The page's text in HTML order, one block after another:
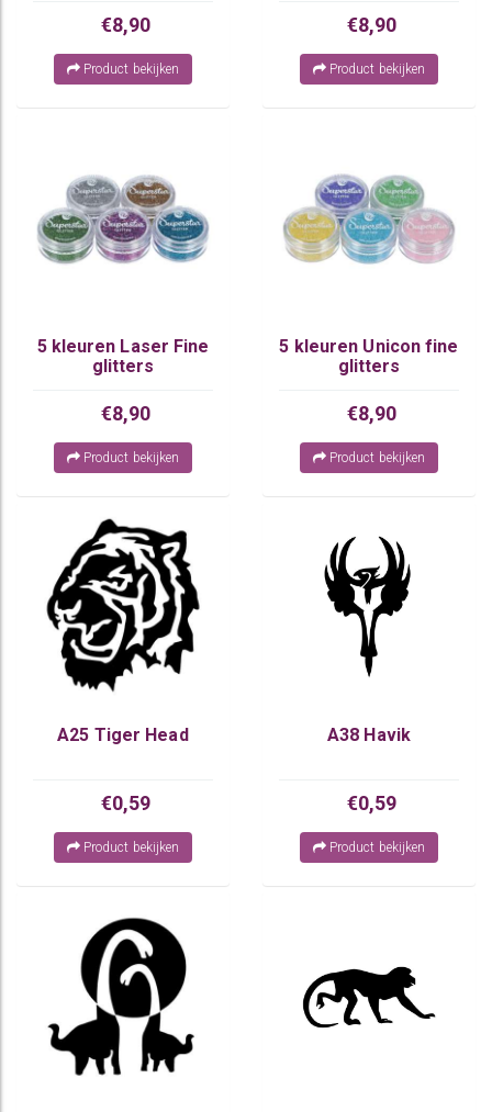
€8,90
Product bekijken
€8,90
Product bekijken
5 kleuren Laser Fine
glitters
€8,90
Product bekijken
5 kleuren Unicon fine
glitters
€8,90
Product bekijken
A25 Tiger Head
€0,59
Product bekijken
A38 Havik
€0,59
Product bekijken